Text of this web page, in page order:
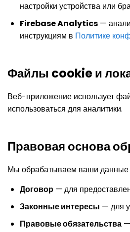
настройки устройства или
Firebase Analytics —
инструкциям в Политике
Файлы cookie и
Веб-приложение использует
использоваться для аналитики.
Правовая основа
Мы обрабатываем ваши данные
Договор — для
Законные интересы — для
Правовые обязательства